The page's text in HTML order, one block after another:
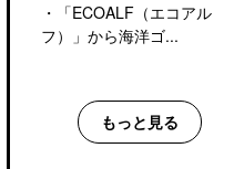
・
「ECOALF（エコアル
フ）」から海洋ゴ...
もっと見る